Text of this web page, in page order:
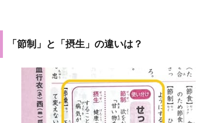
「節制」と「摂生」の違いは？